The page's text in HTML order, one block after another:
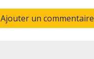
Ajouter un commentaire